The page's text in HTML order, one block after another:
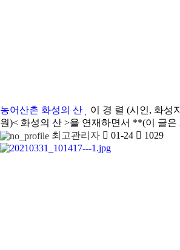
농어산촌 화성의 산
이 경 렬 (시인, 화성
원)< 화성의 산 >을 연재하면서 **(이 글은
최고관리자
01-24 1029